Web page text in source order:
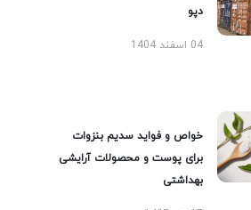
دپو
04 اسفند 1404
خواص و فواید سدیم بنزوات
برای پوست و محصولات آرایشی
بهداشتی